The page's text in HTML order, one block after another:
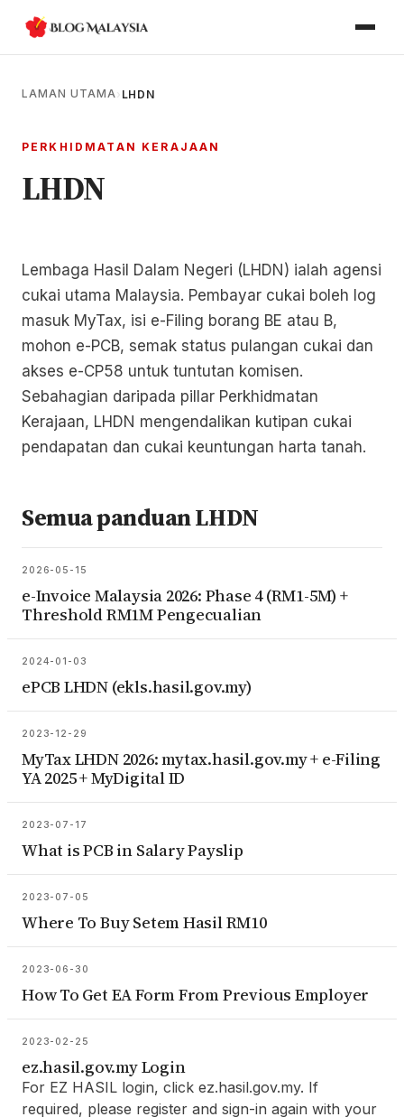
LAMAN UTAMA› LHDN
PERKHIDMATAN KERAJAAN
LHDN
Lembaga Hasil Dalam Negeri (LHDN) ialah agensi
cukai utama Malaysia. Pembayar cukai boleh log
masuk MyTax, isi e-Filing borang BE atau B,
mohon e-PCB, semak status pulangan cukai dan
akses e-CP58 untuk tuntutan komisen.
Sebahagian daripada pillar Perkhidmatan
Kerajaan, LHDN mengendalikan kutipan cukai
pendapatan dan cukai keuntungan harta tanah.
Semua panduan LHDN
e-Invoice Malaysia 2026: Phase 4 (RM1-5M) +
Threshold RM1M Pengecualian
2026-05-15
ePCB LHDN (ekls.hasil.gov.my)
2024-01-03
MyTax LHDN 2026: mytax.hasil.gov.my + e-Filing
YA 2025 + MyDigital ID
2023-12-29
What is PCB in Salary Payslip
2023-07-17
Where To Buy Setem Hasil RM10
2023-07-05
How To Get EA Form From Previous Employer
2023-06-30
ez.hasil.gov.my Login
For EZ HASIL login, click ez.hasil.gov.my. If
required, please register and sign-in again with your
2023-02-25